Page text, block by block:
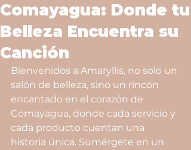
Comayagua: Donde tu
Belleza Encuentra su
Canción
Bienvenidos a Amaryllis, no solo un
salón de belleza, sino un rincón
encantado en el corazón de
Comayagua, donde cada servicio y
cada producto cuentan una
historia única. Sumérgete en un